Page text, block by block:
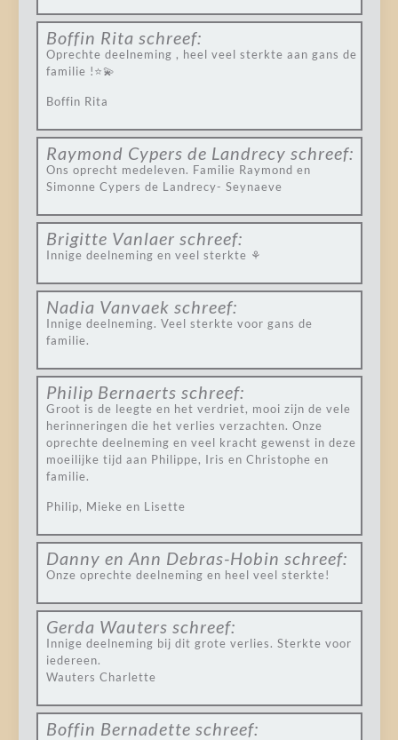
Boffin Rita schreef:
Oprechte deelneming , heel veel sterkte aan gans de
familie !⭐️💫
Boffin Rita
Raymond Cypers de Landrecy schreef:
Ons oprecht medeleven. Familie Raymond en
Simonne Cypers de Landrecy- Seynaeve
Brigitte Vanlaer schreef:
Innige deelneming en veel sterkte ⚘
Nadia Vanvaek schreef:
Innige deelneming. Veel sterkte voor gans de
familie.
Philip Bernaerts schreef:
Groot is de leegte en het verdriet, mooi zijn de vele
herinneringen die het verlies verzachten. Onze
oprechte deelneming en veel kracht gewenst in deze
moeilijke tijd aan Philippe, Iris en Christophe en
familie.
Philip, Mieke en Lisette
Danny en Ann Debras-Hobin schreef:
Onze oprechte deelneming en heel veel sterkte!
Gerda Wauters schreef:
Innige deelneming bij dit grote verlies. Sterkte voor
iedereen.
Wauters Charlette
Boffin Bernadette schreef: